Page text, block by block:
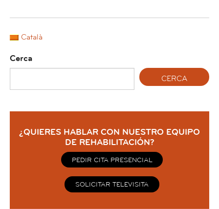
Català
Cerca
¿QUIERES HABLAR CON NUESTRO EQUIPO
DE REHABILITACIÓN?
PEDIR CITA PRESENCIAL
SOLICITAR TELEVISITA